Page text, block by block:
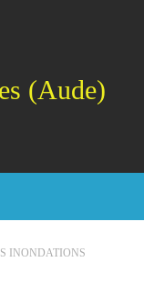
(Aude)
INONDATIONS